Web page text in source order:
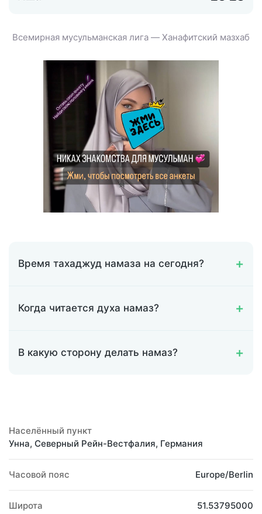
Всемирная мусульманская лига — Ханафитский мазхаб
Время тахаджуд намаза на сегодня?
Когда читается духа намаз?
В какую сторону делать намаз?
Населённый пункт
Унна, Северный Рейн-Вестфалия, Германия
Часовой пояс Europe/Berlin
Широта 51.53795000